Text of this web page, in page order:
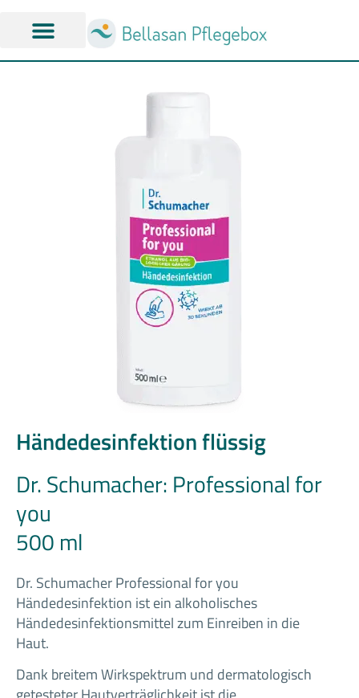
Händedesinfektion flüssig
Dr. Schumacher: Professional for
you
500 ml
Dr. Schumacher Professional for you
Händedesinfektion ist ein alkoholisches
Händedesinfektionsmittel zum Einreiben in die
Haut.
Dank breitem Wirkspektrum und dermatologisch